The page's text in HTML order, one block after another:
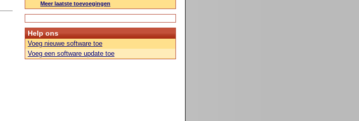
Meer laatste toevoegingen
Help ons
Voeg nieuwe software toe
Voeg een software update toe